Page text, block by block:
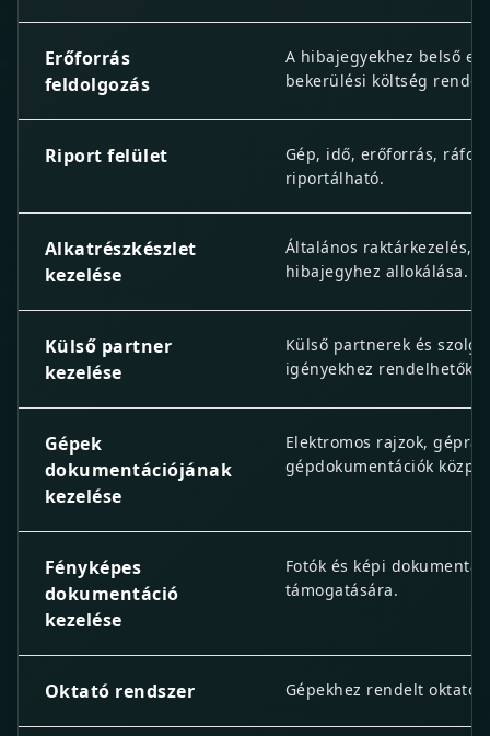
Erőforrás
feldolgozás
A hibajegyekhez belső
bekerülési költség
Riport felület
Gép, idő, erőforrás,
riportálható.
Alkatrészkészlet
kezelése
Általános raktárkezelés,
hibajegyhez allokálása.
Külső partner
kezelése
Külső partnerek és
igényekhez rendelhetők.
Gépek
dokumentációjának
kezelése
Elektromos rajzok,
gépdokumentációk
Fényképes
dokumentáció
kezelése
Fotók és képi
támogatására.
Oktató rendszer Gépekhez rendelt